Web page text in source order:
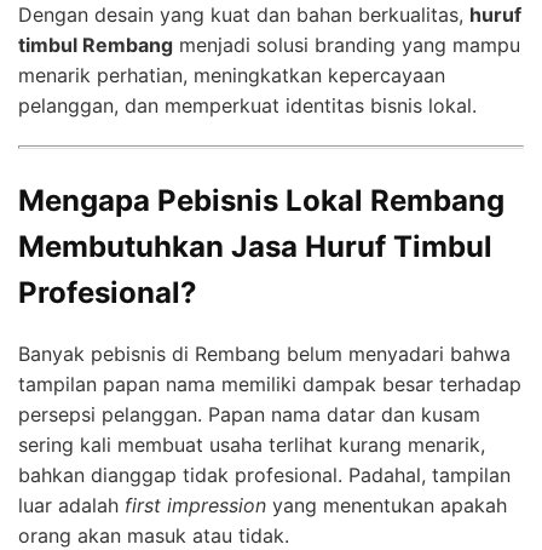
Dengan desain yang kuat dan bahan berkualitas, huruf
timbul Rembang menjadi solusi branding yang mampu
menarik perhatian, meningkatkan kepercayaan
pelanggan, dan memperkuat identitas bisnis lokal.
Mengapa Pebisnis Lokal Rembang
Membutuhkan Jasa Huruf Timbul
Profesional?
Banyak pebisnis di Rembang belum menyadari bahwa
tampilan papan nama memiliki dampak besar terhadap
persepsi pelanggan. Papan nama datar dan kusam
sering kali membuat usaha terlihat kurang menarik,
bahkan dianggap tidak profesional. Padahal, tampilan
luar adalah first impression yang menentukan apakah
orang akan masuk atau tidak.